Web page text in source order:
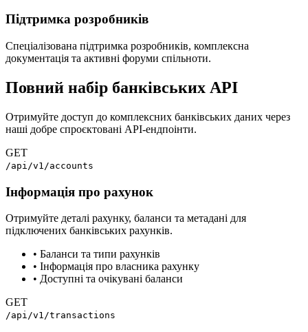
Підтримка розробників
Спеціалізована підтримка розробників, комплексна
документація та активні форуми спільноти.
Повний набір банківських API
Отримуйте доступ до комплексних банківських даних через
наші добре спроєктовані API-ендпоінти.
GET
/api/v1/accounts
Інформація про рахунок
Отримуйте деталі рахунку, баланси та метадані для
підключених банківських рахунків.
• Баланси та типи рахунків
• Інформація про власника рахунку
• Доступні та очікувані баланси
GET
/api/v1/transactions